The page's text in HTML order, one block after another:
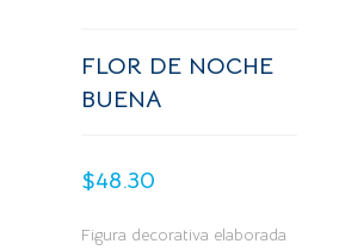
FLOR DE NOCHE
BUENA
$48.30
Figura decorativa elaborada